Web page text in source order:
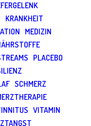
KRANKHEIT
MEDIZIN
PLACEBO
SCHMERZ
VITAMIN